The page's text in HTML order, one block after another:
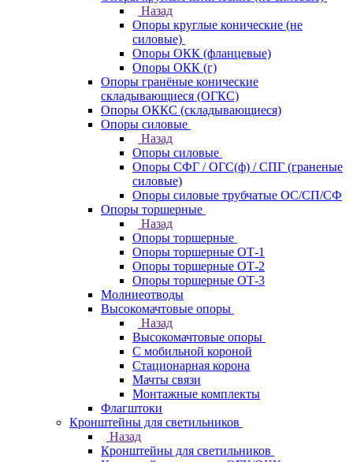
Назад
Опоры круглые конические (не
силовые)
Опоры ОКК (фланцевые)
Опоры ОКК (г)
Опоры гранёные конические
складывающиеся (ОГКС)
Опоры ОККС (складывающиеся)
Опоры силовые
Назад
Опоры силовые
Опоры СФГ / ОГС(ф) / СПГ (граненые
силовые)
Опоры силовые трубчатые ОС/СП/СФ
Опоры торшерные
Назад
Опоры торшерные
Опоры торшерные ОТ-1
Опоры торшерные ОТ-2
Опоры торшерные ОТ-3
Молниеотводы
Высокомачтовые опоры
Назад
Высокомачтовые опоры
С мобильной короной
Стационарная корона
Мачты связи
Монтажные комплекты
Флагштоки
Кронштейны для светильников
Назад
Кронштейны для светильников